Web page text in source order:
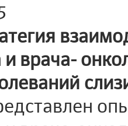
и врача-